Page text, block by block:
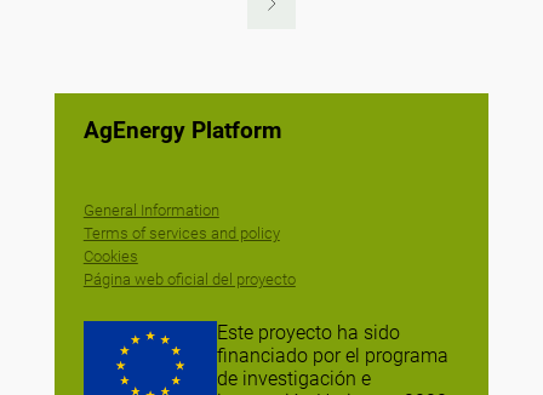
AgEnergy Platform
General Information
Terms of services and policy
Cookies
Página web oficial del proyecto
Este proyecto ha sido
financiado por el programa
de investigación e